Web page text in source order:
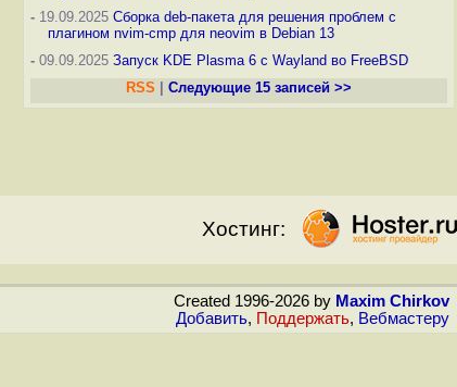
- 19.09.2025 Сборка deb-пакета для решения проблем с
плагином nvim-cmp для neovim в Debian 13
- 09.09.2025 Запуск KDE Plasma 6 с Wayland во FreeBSD
RSS
Следующие 15 записей >>
Хостинг:
Created 1996-2026 by Maxim Chirkov
Добавить, Поддержать, Вебмастеру